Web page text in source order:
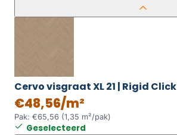
Cervo visgraat XL 21 | Rigid Click
€48,56/m²
Pak: €65,56 (1,35 m²/pak)
Geselecteerd